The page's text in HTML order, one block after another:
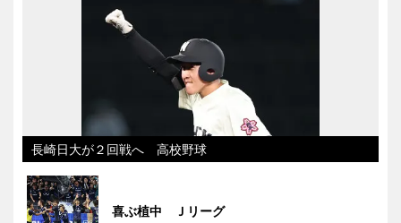
長崎日大が２回戦へ 高校野球
喜ぶ植中 Ｊリーグ